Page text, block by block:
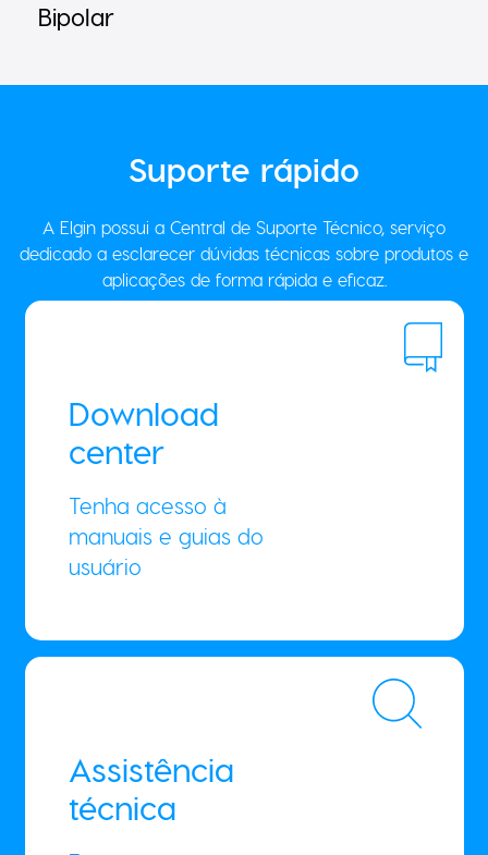
Bipolar
Suporte rápido
A Elgin possui a Central de Suporte Técnico, serviço
dedicado a esclarecer dúvidas técnicas sobre produtos e
aplicações de forma rápida e eficaz.
Download
center
Tenha acesso à
manuais e guias do
usuário
Assistência
técnica